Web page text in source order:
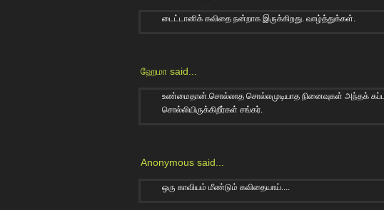
டைட்டானிக் கவிதை நன்றாக இருக்கிறது. வாழ்த்துக்கள்.
ஹேமா said...
உண்மைதான்.சொல்லாத சொல்லமுடியாத நினைவுகள் அந்தக்
சொல்லியிருக்கிறீர்கள் சங்கர்.
Anonymous said...
ஒரு காவியம் மீண்டும் கவிதையாய்....